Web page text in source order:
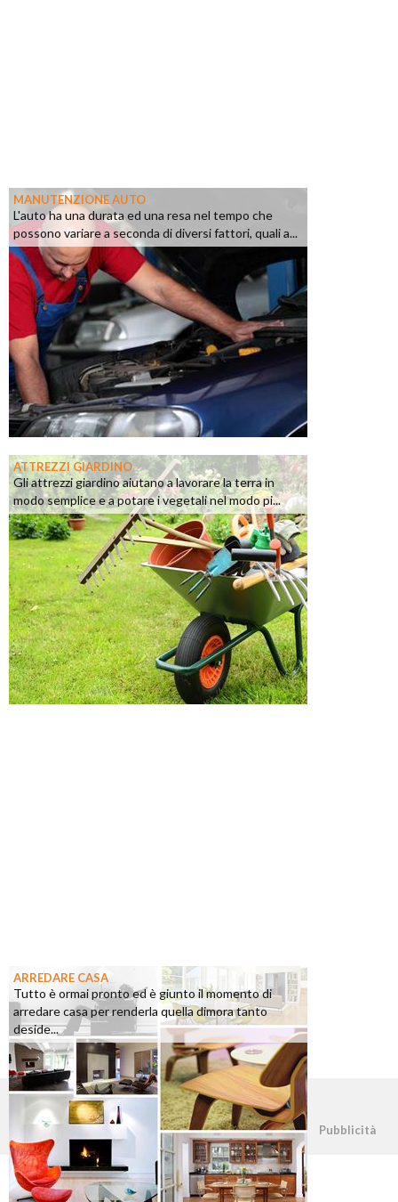
MANUTENZIONE AUTO
L'auto ha una durata ed una resa nel tempo che
possono variare a seconda di diversi fattori, quali a...
ATTREZZI GIARDINO
Gli attrezzi giardino aiutano a lavorare la terra in
modo semplice e a potare i vegetali nel modo pi...
ARREDARE CASA
Tutto è ormai pronto ed è giunto il momento di
arredare casa per renderla quella dimora tanto
deside...
©2026 - casapratica.org - p.iva 03338800984 Pubblicità